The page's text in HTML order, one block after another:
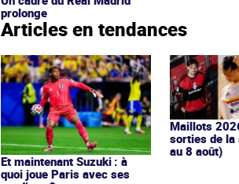
prolonge
Articles en tendances
Et maintenant Suzuki : à
quoi joue Paris avec ses
Maillots
sorties de la
au 8 août)